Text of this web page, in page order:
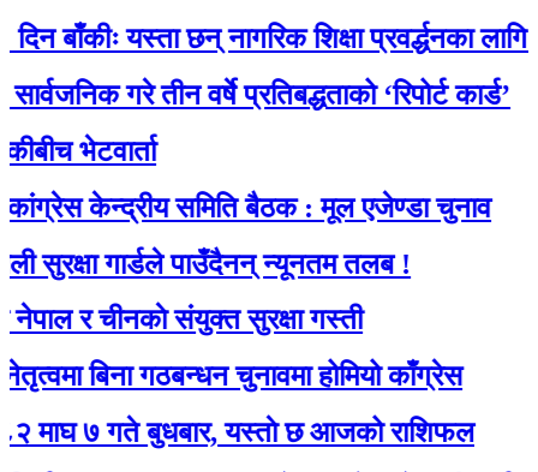
यस्ता छन् नागरिक शिक्षा प्रवर्द्धनका लागि स्रोत
गरे तीन वर्षे प्रतिबद्धताको ‘रिपोर्ट कार्ड’
केन्द्रीय समिति बैठक : मूल एजेण्डा चुनाव
गार्डले पाउँदैनन् न्यूनतम तलब !
र चीनकाे संयुक्त सुरक्षा गस्ती
बिना गठबन्धन चुनावमा होमियो काँग्रेस
गते बुधबार, यस्ताे छ आजको राशिफल